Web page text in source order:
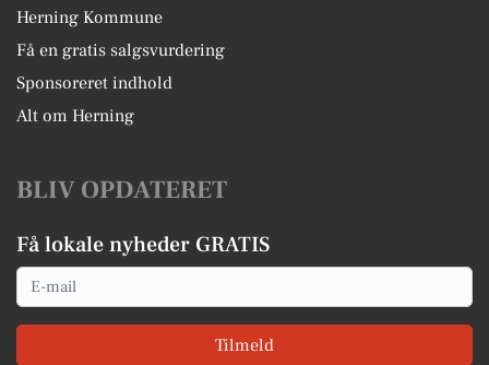
Herning Kommune
Få en gratis salgsvurdering
Sponsoreret indhold
Alt om Herning
BLIV OPDATERET
Få lokale nyheder GRATIS
Email
Tilmeld